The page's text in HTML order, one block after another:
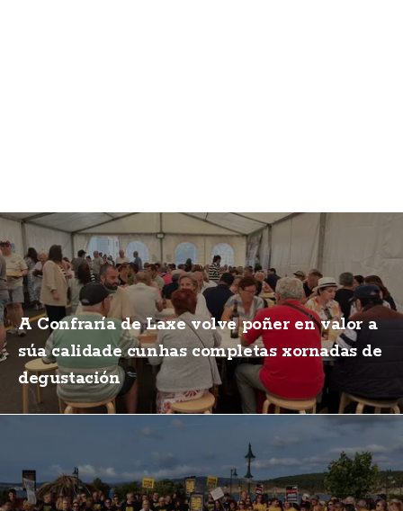
A Confraría de Laxe volve poñer en valor a
súa calidade cunhas completas xornadas de
degustación